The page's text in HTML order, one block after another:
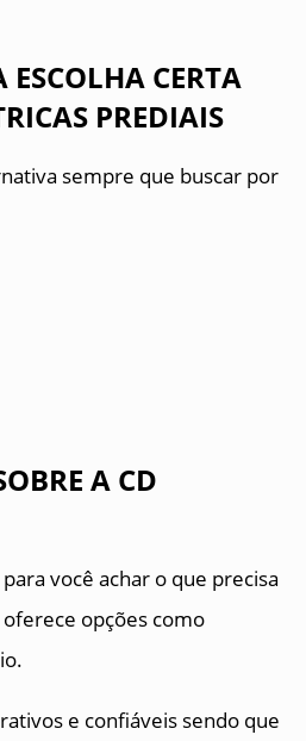
CERTA
PREDIAIS
sempre que buscar por
A CD
você achar o que precisa
opções como
e confiáveis sendo que